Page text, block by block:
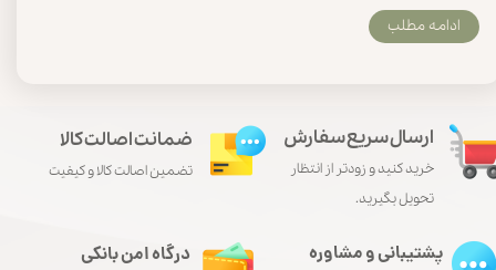
ادامه مطلب
ارسال سریع سفارش
خرید کنید و زودتر از انتظار
تحویل بگیرید.
درگاه امن بانکی​​​​​​​
ضمانت اصالت کالا
تضمین اصالت کالا و کیفیت
پشتیبانی و مشاوره